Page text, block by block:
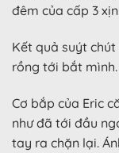
đêm của cấp 3
Kết quả suýt
rồng tới bắt mình.
Cơ bắp của Eric
như đã tới đầu
tay ra chặn lại.